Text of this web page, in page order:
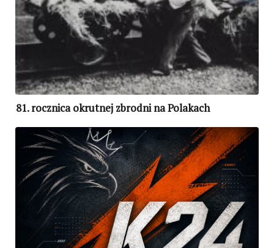
81. rocznica okrutnej zbrodni na Polakach